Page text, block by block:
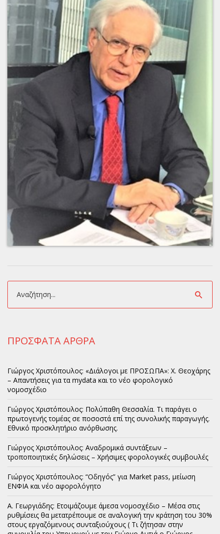
ΠΡΟΣΦΑΤΑ ΑΡΘΡΑ
Γιώργος Χριστόπουλος: «Διάλογοι με ΠΡΟΣΩΠΑ»: Χ. Θεοχάρης
– Απαντήσεις για τα mydata και το νέο φορολογικό
νομοσχέδιο
Γιώργος Χριστόπουλος: Πολύπαθη Θεσσαλία. Τι παράγει ο
πρωτογενής τομέας σε ποσοστά επί της συνολικής παραγωγής.
Εθνικό προσκλητήριο ανόρθωσης.
Γιώργος Χριστόπουλος: Αναδρομικά συντάξεων –
τροποποιητικές δηλώσεις – Χρήσιμες φορολογικές συμβουλές
Γιώργος Χριστόπουλος: “Οδηγός” για Market pass, μείωση
ΕΝΦΙΑ και νέο αφορολόγητο
Α. Γεωργιάδης: Ετοιμάζουμε άμεσα νομοσχέδιο – Μέσα στις
ρυθμίσεις θα μετατρέπουμε σε αναλογική την κράτηση του 30%
στους εργαζόμενους συνταξιούχους ( Τι ζήτησαν στην